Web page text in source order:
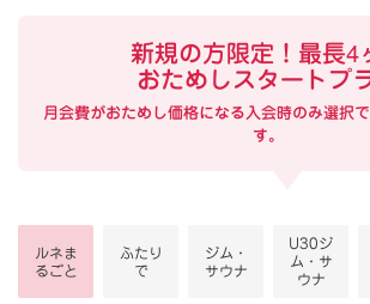
新規の方限定！最長4
おためしスタートプ
月会費がおためし価格になる入会時のみ選択
す。
ルネま
るごと
ふたり
で
ジム・
サウナ
U30ジ
ム・サ
ウナ